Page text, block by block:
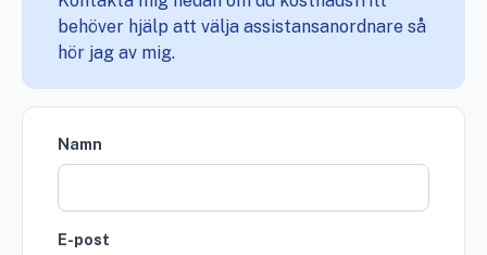
behöver hjälp att välja assistansanordnare så
hör jag av mig.
Namn
E-post